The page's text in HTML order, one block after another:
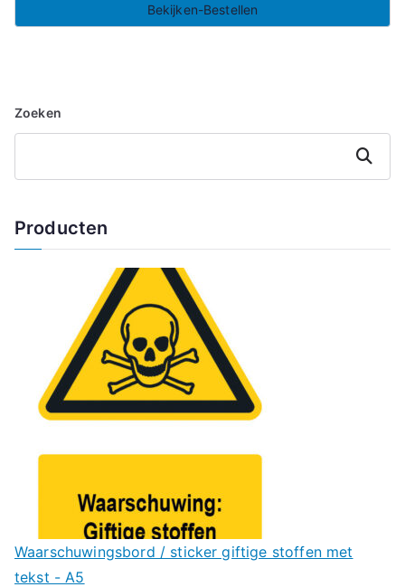
Bekijken-Bestellen
Zoeken
Zoeken
Producten
Waarschuwingsbord / sticker giftige stoffen met
tekst - A5